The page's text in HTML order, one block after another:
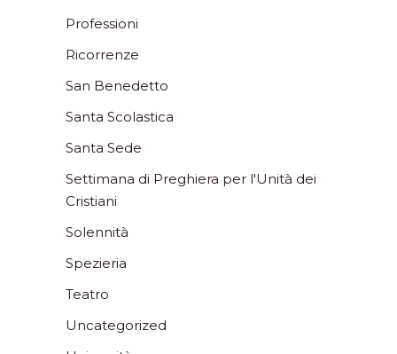
Professioni
Ricorrenze
San Benedetto
Santa Scolastica
Santa Sede
Settimana di Preghiera per l'Unità dei
Cristiani
Solennità
Spezieria
Teatro
Uncategorized